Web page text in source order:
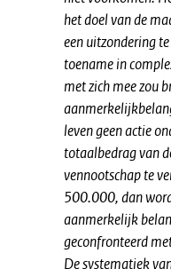
het doel van de
een uitzondering
toename in
met zich mee zou
leven geen actie
totaalbedrag van
vennootschap te
500.000, dan
aanmerkelijk
geconfronteerd
De systematiek